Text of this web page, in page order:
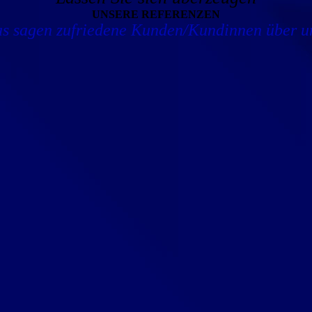
UNSERE REFERENZEN
sagen zufriedene Kunden/Kundinnen über